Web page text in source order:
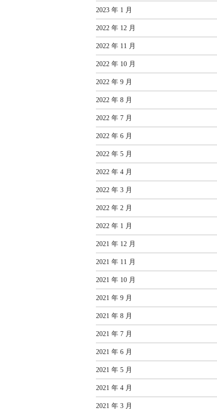
2023 年 1 月
2022 年 12 月
2022 年 11 月
2022 年 10 月
2022 年 9 月
2022 年 8 月
2022 年 7 月
2022 年 6 月
2022 年 5 月
2022 年 4 月
2022 年 3 月
2022 年 2 月
2022 年 1 月
2021 年 12 月
2021 年 11 月
2021 年 10 月
2021 年 9 月
2021 年 8 月
2021 年 7 月
2021 年 6 月
2021 年 5 月
2021 年 4 月
2021 年 3 月